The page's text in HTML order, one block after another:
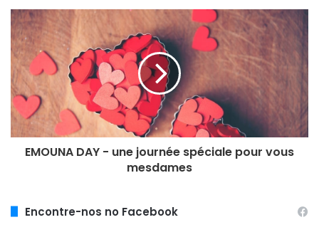
o
e
e
m
a
i
EMOUNA DAY - une journée spéciale pour vous
mesdames
Encontre-nos no Facebook